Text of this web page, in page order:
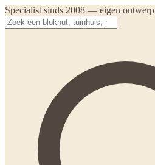
Specialist sinds 2008 — eigen ontwerp